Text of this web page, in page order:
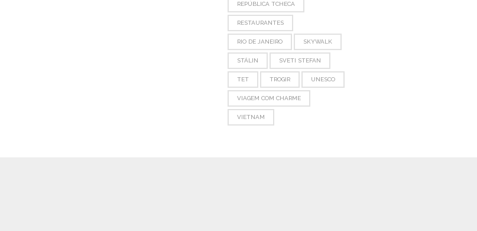
REPÚBLICA TCHECA
RESTAURANTES
RIO DE JANEIRO SKYWALK
STÁLIN SVETI STEFAN
TET TROGIR UNESCO
VIAGEM COM CHARME
VIETNAM